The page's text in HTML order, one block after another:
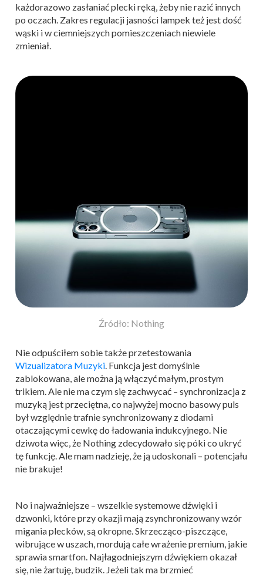
każdorazowo zasłaniać plecki ręką, żeby nie razić innych
po oczach. Zakres regulacji jasności lampek też jest dość
wąski i w ciemniejszych pomieszczeniach niewiele
zmieniał.
Źródło: Nothing
Nie odpuściłem sobie także przetestowania
Wizualizatora Muzyki. Funkcja jest domyślnie
zablokowana, ale można ją włączyć małym, prostym
trikiem. Ale nie ma czym się zachwycać – synchronizacja z
muzyką jest przeciętna, co najwyżej mocno basowy puls
był względnie trafnie synchronizowany z diodami
otaczającymi cewkę do ładowania indukcyjnego. Nie
dziwota więc, że Nothing zdecydowało się póki co ukryć
tę funkcję. Ale mam nadzieję, że ją udoskonali – potencjału
nie brakuje!
No i najważniejsze – wszelkie systemowe dźwięki i
dzwonki, które przy okazji mają zsynchronizowany wzór
migania plecków, są okropne. Skrzecząco-piszczące,
wibrujące w uszach, mordują całe wrażenie premium, jakie
sprawia smartfon. Najłagodniejszym dźwiękiem okazał
się, nie żartuję, budzik. Jeżeli tak ma brzmieć